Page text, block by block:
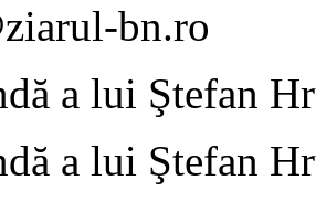
bn.ro
a lui Ştefan
a lui Ştefan